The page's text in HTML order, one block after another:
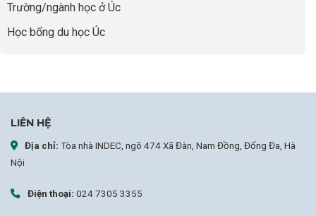
Trường/ngành học ở Úc
Học bổng du học Úc
LIÊN HỆ
Địa chỉ: Tòa nhà INDEC, ngõ 474 Xã Đàn, Nam Đồng, Đống Đa, Hà
Nội
Điện thoại: 024 7305 3355